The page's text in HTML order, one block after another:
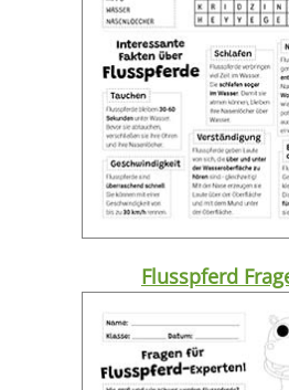
Flusspferd